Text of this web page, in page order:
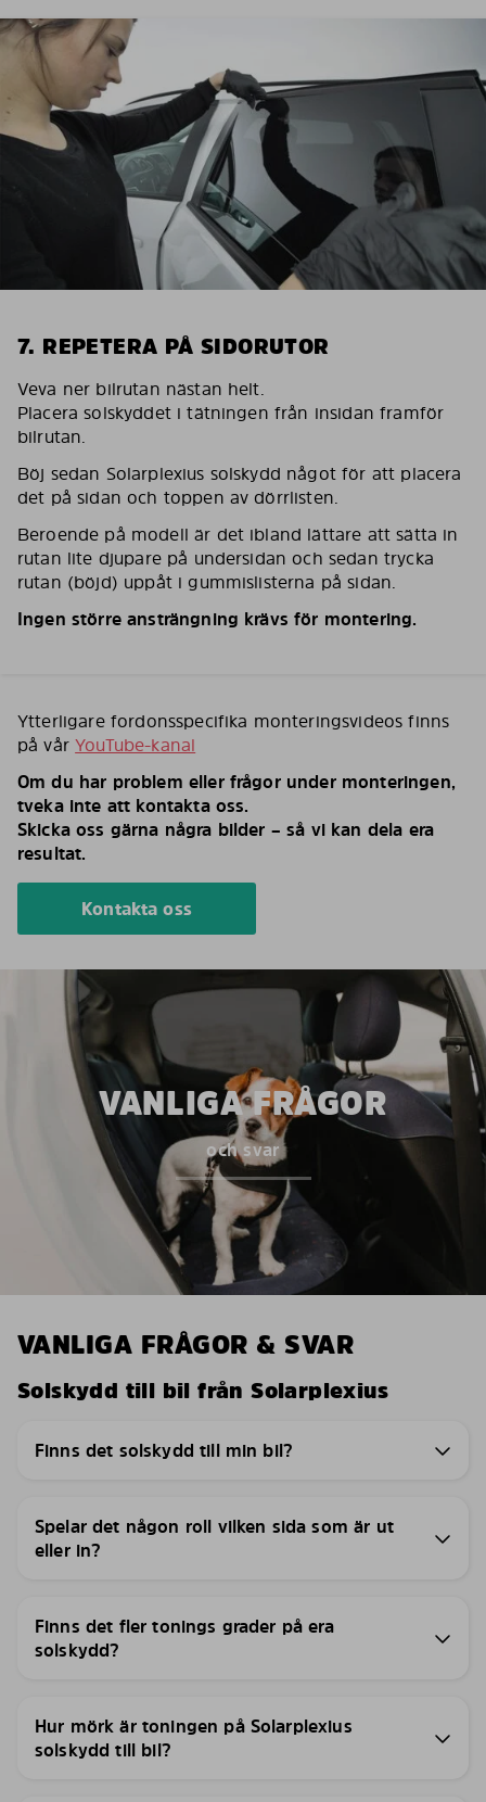
7. REPETERA PÅ SIDORUTOR
Veva ner bilrutan nästan helt.
Placera solskyddet i tätningen från insidan framför
bilrutan.
Böj sedan Solarplexius solskydd något för att placera
det på sidan och toppen av dörrlisten.
Beroende på modell är det ibland lättare att sätta in
rutan lite djupare på undersidan och sedan trycka
rutan (böjd) uppåt i gummislisterna på sidan.
Ingen större ansträngning krävs för montering.
Ytterligare fordonsspecifika monteringsvideos finns
på vårYouTube-kanal
Om du har problem eller frågor under monteringen,
tveka inte att kontakta oss.
Skicka oss gärna några bilder – så vi kan dela era
resultat.
Kontakta oss
VANLIGA FRÅGOR
och svar
VANLIGA FRÅGOR & SVAR
Solskydd till bil från Solarplexius
Finns det solskydd till min bil?
Spelar det någon roll vilken sida som är ut
eller in?
Finns det fler tonings grader på era
solskydd?
Hur mörk är toningen på Solarplexius
solskydd till bil?